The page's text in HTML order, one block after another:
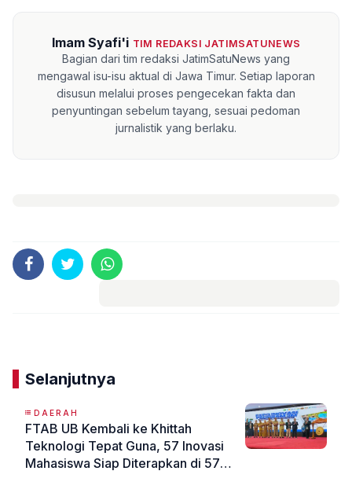
Imam Syafi'i TIM REDAKSI JATIMSATUNEWS
Bagian dari tim redaksi JatimSatuNews yang
mengawal isu-isu aktual di Jawa Timur. Setiap laporan
disusun melalui proses pengecekan fakta dan
penyuntingan sebelum tayang, sesuai pedoman
jurnalistik yang berlaku.
Selanjutnya
DAERAH
FTAB UB Kembali ke Khittah
Teknologi Tepat Guna, 57 Inovasi
Mahasiswa Siap Diterapkan di 57